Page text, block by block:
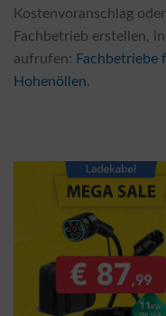
Kostenvoranschlag
Fachbetrieb erstellen,
aufrufen:
Hohenöllen.